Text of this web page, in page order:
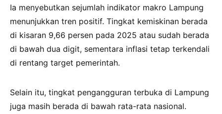
Ia menyebutkan sejumlah indikator makro Lampung
menunjukkan tren positif. Tingkat kemiskinan berada
di kisaran 9,66 persen pada 2025 atau sudah berada
di bawah dua digit, sementara inflasi tetap terkendali
di rentang target pemerintah.
Selain itu, tingkat pengangguran terbuka di Lampung
juga masih berada di bawah rata-rata nasional.